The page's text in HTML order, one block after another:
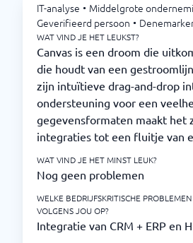
IT-analyse • Middelgrote
Geverifieerd persoon •
WAT VIND JE HET LEUKST?
Canvas is een droom die
die houdt van een
zijn intuïtieve drag-and-drop
ondersteuning voor een
gegevensformaten maakt het
integraties tot een fluitje van
WAT VIND JE HET MINST LEUK?
Nog geen problemen
WELKE BEDRIJFSKRITISCHE
VOLGENS JOU OP?
Integratie van CRM + ERP en